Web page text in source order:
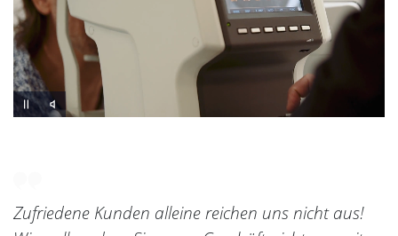
Zufriedene Kunden alleine reichen uns nicht aus!